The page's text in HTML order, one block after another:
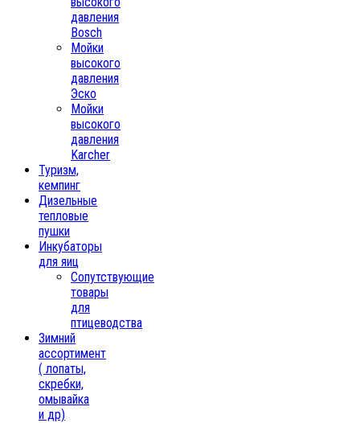
давления
Bosch
Мойки
высокого
давления
Эско
Мойки
высокого
давления
Karcher
Туризм,
кемпинг
Дизельные
тепловые
пушки
Инкубаторы
для яиц
Сопутствующие
товары
для
птицеводства
Зимний
ассортимент
( лопаты,
скребки,
омывайка
и др)